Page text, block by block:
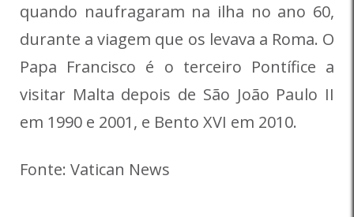
quando naufragaram na ilha no ano 60,
durante a viagem que os levava a Roma. O
Papa Francisco é o terceiro Pontífice a
visitar Malta depois de São João Paulo II
em 1990 e 2001, e Bento XVI em 2010.
Fonte: Vatican News